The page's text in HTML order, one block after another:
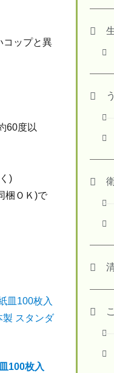
コップと異
60度以
)
梱ＯＫ)で
100枚入